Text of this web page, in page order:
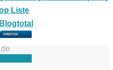
FIREFOX